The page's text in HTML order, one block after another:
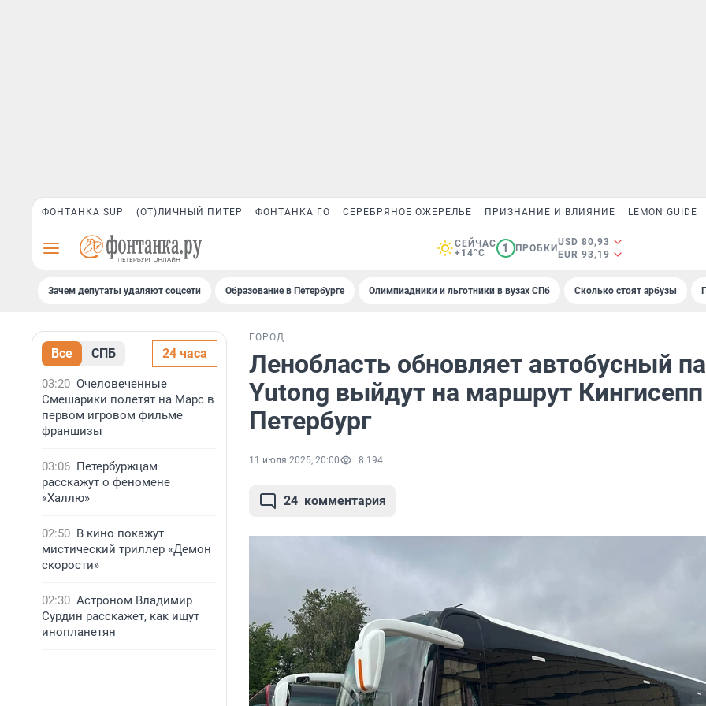
ФОНТАНКА SUP (ОТ)ЛИЧНЫЙ ПИТЕР ФОНТАНКА ГО СЕРЕБРЯНОЕ ОЖЕРЕЛЬЕ ПРИЗНАНИЕ И ВЛИЯНИЕ LEMON GUIDE
СЕЙЧАС
+14°C
1 ПРОБКИ
USD 80,93
EUR 93,19
Зачем депутаты удаляют соцсети Образование в Петербурге Олимпиадники и льготники в вузах СПб Сколько стоят арбузы
Все СПБ 24 часа
03:20 Очеловеченные
Смешарики полетят на Марс в
первом игровом фильме
франшизы
03:06 Петербуржцам
расскажут о феномене
«Халлю»
02:50 В кино покажут
мистический триллер «Демон
скорости»
02:30 Астроном Владимир
Сурдин расскажет, как ищут
инопланетян
ГОРОД
Ленобласть обновляет автобусный
Yutong выйдут на маршрут
Петербург
11 июля 2025, 20:00 8 194
24 комментария